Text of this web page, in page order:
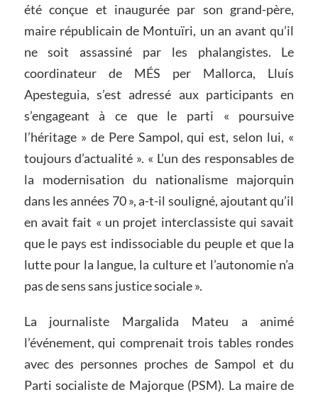
été conçue et inaugurée par son grand-père,
maire républicain de Montuïri, un an avant qu’il
ne soit assassiné par les phalangistes. Le
coordinateur de MÉS per Mallorca, Lluís
Apesteguia, s’est adressé aux participants en
s’engageant à ce que le parti « poursuive
l’héritage » de Pere Sampol, qui est, selon lui, «
toujours d’actualité ». « L’un des responsables de
la modernisation du nationalisme majorquin
dans les années 70 », a-t-il souligné, ajoutant qu’il
en avait fait « un projet interclassiste qui savait
que le pays est indissociable du peuple et que la
lutte pour la langue, la culture et l’autonomie n’a
pas de sens sans justice sociale ».
La journaliste Margalida Mateu a animé
l’événement, qui comprenait trois tables rondes
avec des personnes proches de Sampol et du
Parti socialiste de Majorque (PSM). La maire de